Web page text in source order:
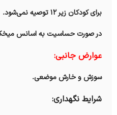
برای کودکان زیر ۱۲ توصیه نمی‌شود.
در صورت حساسیت به اسانس میخک
عوارض جانبی:
سوزش و خارش موضعی.
شرایط نگهداری: